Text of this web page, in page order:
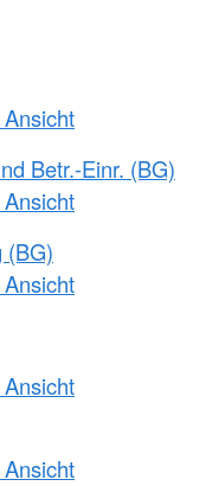
Betr.-Einr. (BG)
(BG)